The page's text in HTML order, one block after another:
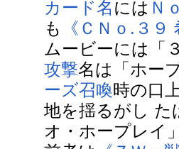
カード名 には Ｎ
も
《ＣＮｏ.３
ムービーには「
攻撃名は「ホー
ーズ召喚時の口
地を揺るがし た
オ・ホープレイ